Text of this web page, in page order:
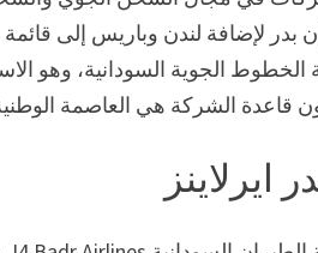
لإضافة لندن وباريس إلى
الجوية السودانية، وهو